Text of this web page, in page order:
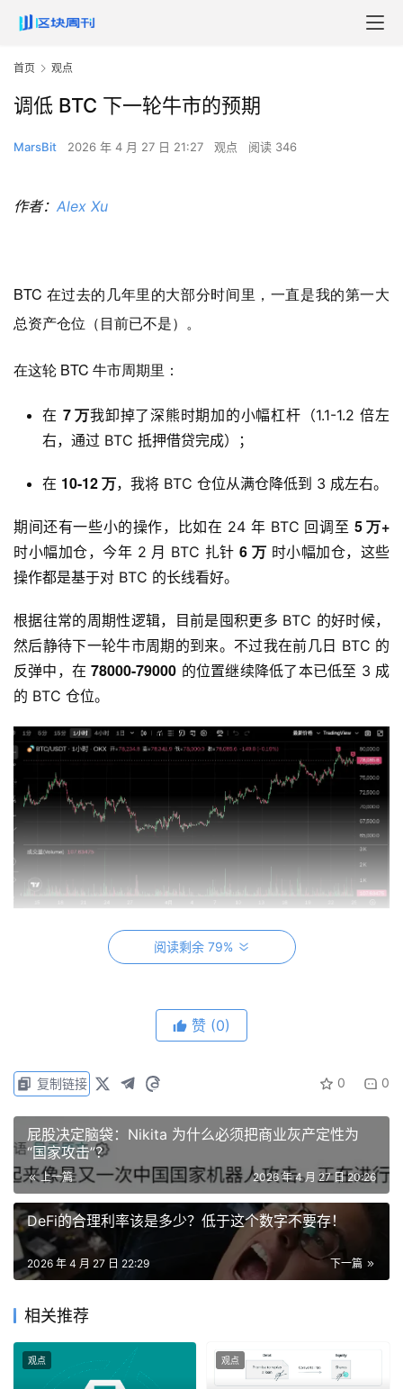
首页 观点
调低 BTC 下一轮牛市的预期
MarsBit 2026 年 4 月 27 日 21:27 观点 阅读 346
作者： Alex Xu
BTC 在过去的几年里的大部分时间里，一直是我的第一大
总资产仓位（目前已不是）。
在这轮 BTC 牛市周期里：
在 7 万我卸掉了深熊时期加的小幅杠杆（1.1-1.2 倍左
右，通过 BTC 抵押借贷完成）；
在 10-12 万，我将 BTC 仓位从满仓降低到 3 成左右。
期间还有一些小的操作，比如在 24 年 BTC 回调至 5 万+
时小幅加仓，今年 2 月 BTC 扎针 6 万 时小幅加仓，这些
操作都是基于对 BTC 的长线看好。
根据往常的周期性逻辑，目前是囤积更多 BTC 的好时候，
然后静待下一轮牛市周期的到来。不过我在前几日 BTC 的
反弹中，在78000-79000 的位置继续降低了本已低至 3 成
的 BTC 仓位。
对于自己持有的资产必须持续跟踪，定期进行基本面体检，
对 BTC 的减仓也是持续体检和斟酌之后的行动，结论是
梳理一下原因：
第一，是驱动 BTC 下一轮周期继续大涨的潜在能量不及上
几个周期那么充分了。
前几轮周期 BTC 其实都有投资者群体指数级扩圈的预期，
从小众极客的金融实验到大众乃至机构的配置资产，过往每
一轮这个叙事都在逐渐兑现。
主流金融机构的持仓，并且获得了以贝莱德为代表的 Trafi
金融机构的大力拥抱 + 全球第一大国总统大力喊单。如果从
叙事上想要再升一个维度，它下一轮至少需要进入到头部主
阅读剩余 79%
赞 (0)
0 0
复制链接
屁股决定脑袋：Nikita 为什么必须把商业灰产定性为
“国家攻击”？
上一篇 2026 年 4 月 27 日 20:26
DeFi的合理利率该是多少？低于这个数字不要存！
下一篇
2026 年 4 月 27 日 22:29
相关推荐
观点 观点